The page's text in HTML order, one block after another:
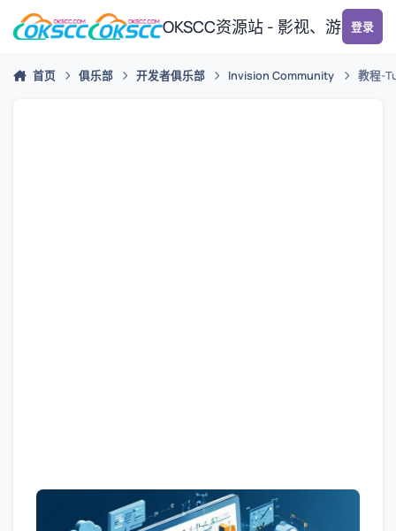
跳转到帖子
OKSCC资源站 - 影视、游戏、
登录
首页 俱乐部 开发者俱乐部 Invision Community 教程-